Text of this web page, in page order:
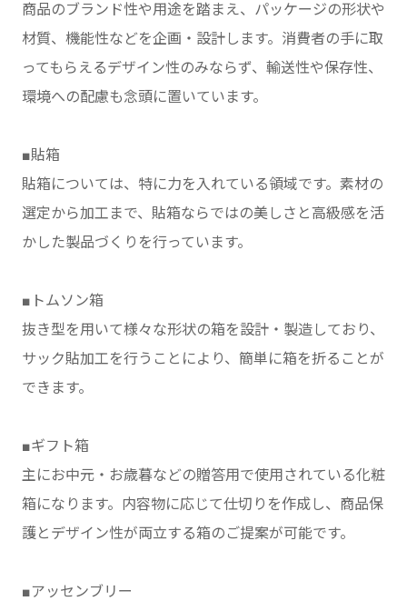
商品のブランド性や用途を踏まえ、パッケージの形状や
材質、機能性などを企画・設計します。消費者の手に取
ってもらえるデザイン性のみならず、輸送性や保存性、
環境への配慮も念頭に置いています。
■貼箱
貼箱については、特に力を入れている領域です。素材の
選定から加工まで、貼箱ならではの美しさと高級感を活
かした製品づくりを行っています。
■トムソン箱
抜き型を用いて様々な形状の箱を設計・製造しており、
サック貼加工を行うことにより、簡単に箱を折ることが
できます。
■ギフト箱
主にお中元・お歳暮などの贈答用で使用されている化粧
箱になります。内容物に応じて仕切りを作成し、商品保
護とデザイン性が両立する箱のご提案が可能です。
■アッセンブリー